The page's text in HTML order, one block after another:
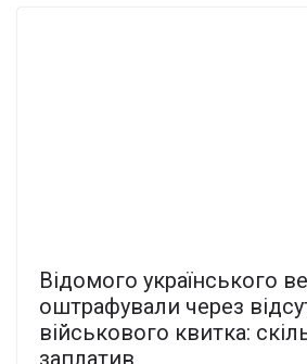
Відомого українського
оштрафували через
військового квитка:
заплатив